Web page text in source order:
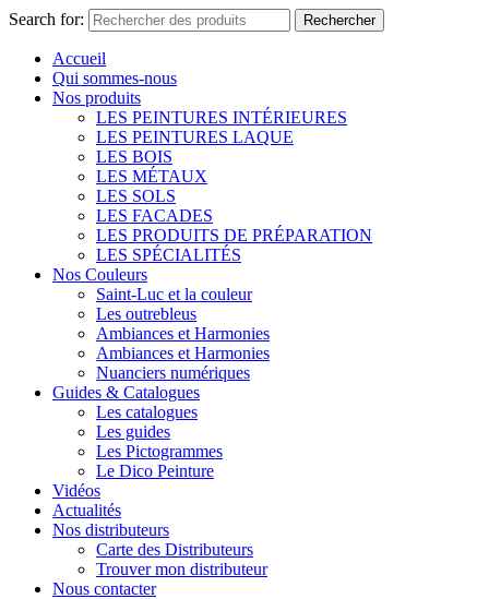
Search for: Rechercher
Accueil
Qui sommes-nous
Nos produits
LES PEINTURES INTÉRIEURES
LES PEINTURES LAQUE
LES BOIS
LES MÉTAUX
LES SOLS
LES FACADES
LES PRODUITS DE PRÉPARATION
LES SPÉCIALITÉS
Nos Couleurs
Saint-Luc et la couleur
Les outrebleus
Ambiances et Harmonies
Ambiances et Harmonies
Nuanciers numériques
Guides & Catalogues
Les catalogues
Les guides
Les Pictogrammes
Le Dico Peinture
Vidéos
Actualités
Nos distributeurs
Carte des Distributeurs
Trouver mon distributeur
Nous contacter